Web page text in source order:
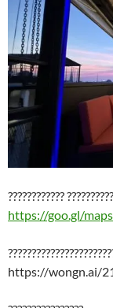
????????????
https://goo.gl/
https://wongn.ai/